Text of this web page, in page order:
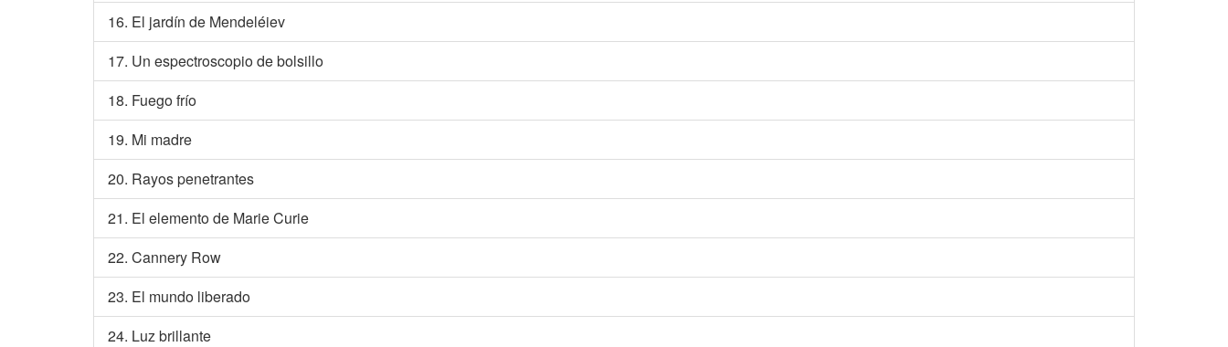
16. El jardín de Mendeléiev
17. Un espectroscopio de bolsillo
18. Fuego frío
19. Mi madre
20. Rayos penetrantes
21. El elemento de Marie Curie
22. Cannery Row
23. El mundo liberado
24. Luz brillante